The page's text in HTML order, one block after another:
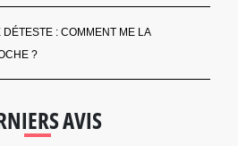
: COMMENT ME LA
?
AVIS